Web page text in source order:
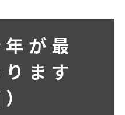
が最
ます